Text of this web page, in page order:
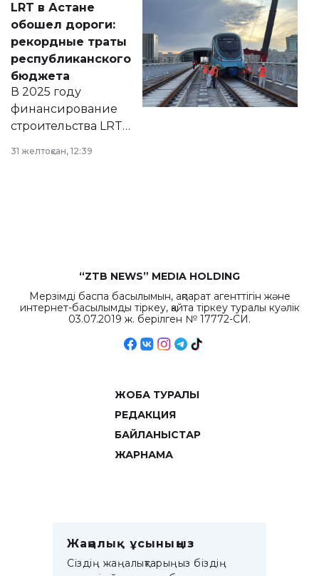
документ
появился в базе
нормативных
правовых актов и
на сайте маслихат
города.
LRT в Астане
обошел дороги:
рекордные траты
республиканского
бюджета
В 2025 году
финансирование
строительства LRT
республиканского
31 желтоқсан, 12:39
“ZTB NEWS” MEDIA HOLDING
Мерзімді баспа басылымын, ақпарат агенттігін және
интернет-басылымды тіркеу, қайта тіркеу туралы куәлік
03.07.2019 ж. берілген № 17772-СИ.
ЖОБА ТУРАЛЫ
РЕДАКЦИЯ
БАЙЛАНЫСТАР
ЖАРНАМА
Жаңалық ұсыныңыз
Сіздің жаңалықтарыңыз біздің